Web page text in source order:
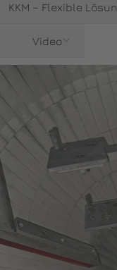
KKM – Flexible
Video